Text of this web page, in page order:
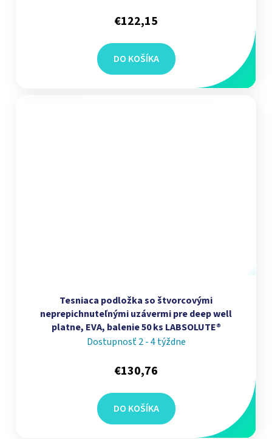
€122,15
DO KOŠÍKA
Tesniaca podložka so štvorcovými
neprepichnuteľnými uzávermi pre deep well
platne, EVA, balenie 50 ks LABSOLUTE®
Dostupnosť 2 - 4 týždne
€130,76
DO KOŠÍKA